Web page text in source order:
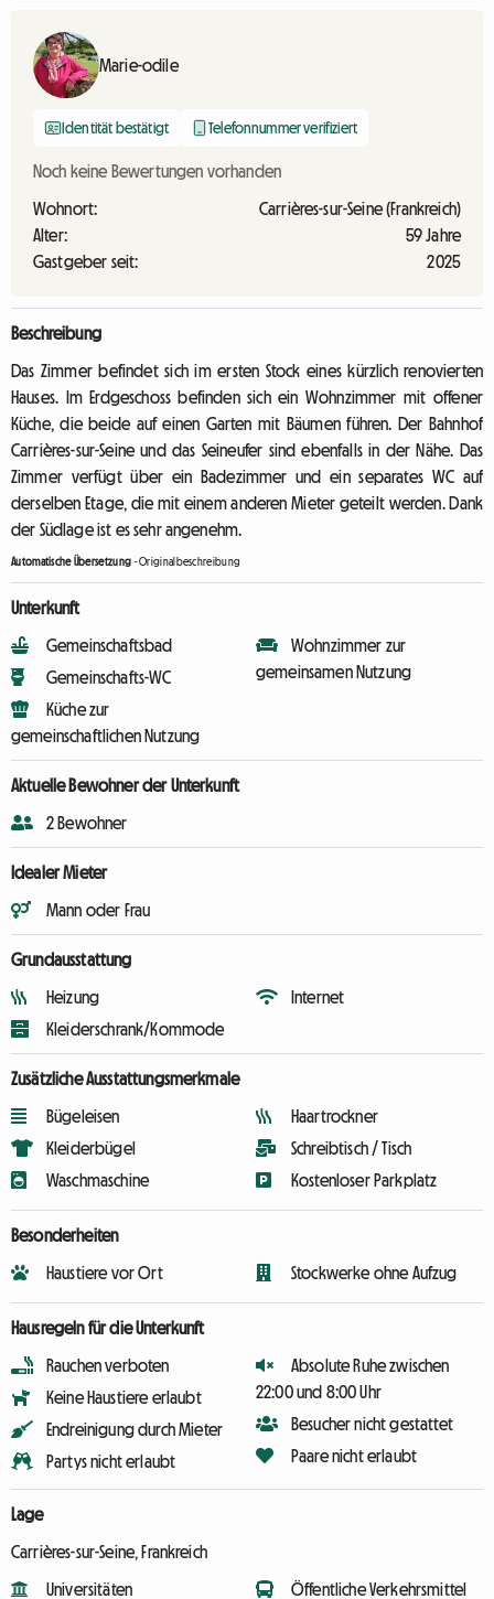
Marie-odile
Identität bestätigt Telefonnummer verifiziert
Noch keine Bewertungen vorhanden
Wohnort:
Carrières-sur-Seine (Frankreich)
Alter:
59 Jahre
Gastgeber seit:
2025
Beschreibung
Das Zimmer befindet sich im ersten Stock eines kürzlich renovierten
Hauses. Im Erdgeschoss befinden sich ein Wohnzimmer mit offener
Küche, die beide auf einen Garten mit Bäumen führen. Der Bahnhof
Carrières-sur-Seine und das Seineufer sind ebenfalls in der Nähe. Das
Zimmer verfügt über ein Badezimmer und ein separates WC auf
derselben Etage, die mit einem anderen Mieter geteilt werden. Dank
der Südlage ist es sehr angenehm.
Automatische Übersetzung -Originalbeschreibung
Unterkunft
Gemeinschaftsbad
Gemeinschafts-WC
Küche zur
gemeinschaftlichen Nutzung
Wohnzimmer zur
gemeinsamen Nutzung
Aktuelle Bewohner der Unterkunft
2 Bewohner
Idealer Mieter
Mann oder Frau
Grundausstattung
Heizung
Kleiderschrank/Kommode
Internet
Zusätzliche Ausstattungsmerkmale
Bügeleisen
Kleiderbügel
Waschmaschine
Haartrockner
Schreibtisch / Tisch
Kostenloser Parkplatz
Besonderheiten
Haustiere vor Ort Stockwerke ohne Aufzug
Hausregeln für die Unterkunft
Rauchen verboten
Keine Haustiere erlaubt
Endreinigung durch Mieter
Partys nicht erlaubt
Absolute Ruhe zwischen
22:00 und 8:00 Uhr
Besucher nicht gestattet
Paare nicht erlaubt
Lage
Carrières-sur-Seine, Frankreich
Universitäten Öffentliche Verkehrsmittel